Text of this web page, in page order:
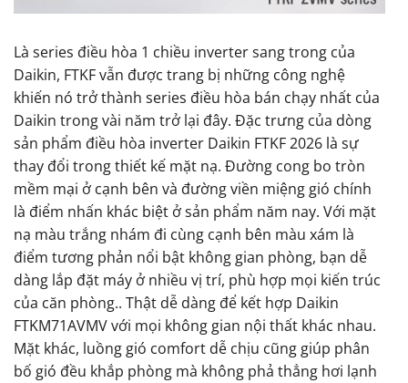
Là series điều hòa 1 chiều inverter sang trong của
Daikin, FTKF vẫn được trang bị những công nghệ
khiến nó trở thành series điều hòa bán chạy nhất của
Daikin trong vài năm trở lại đây. Đặc trưng của dòng
sản phẩm điều hòa inverter Daikin FTKF 2026 là sự
thay đổi trong thiết kế mặt nạ. Đường cong bo tròn
mềm mại ở cạnh bên và đường viền miệng gió chính
là điểm nhấn khác biệt ở sản phẩm năm nay. Với mặt
nạ màu trắng nhám đi cùng cạnh bên màu xám là
điểm tương phản nổi bật không gian phòng, bạn dễ
dàng lắp đặt máy ở nhiều vị trí, phù hợp mọi kiến trúc
của căn phòng.. Thật dễ dàng để kết hợp Daikin
FTKM71AVMV với mọi không gian nội thất khác nhau.
Mặt khác, luồng gió comfort dễ chịu cũng giúp phân
bố gió đều khắp phòng mà không phả thẳng hơi lạnh